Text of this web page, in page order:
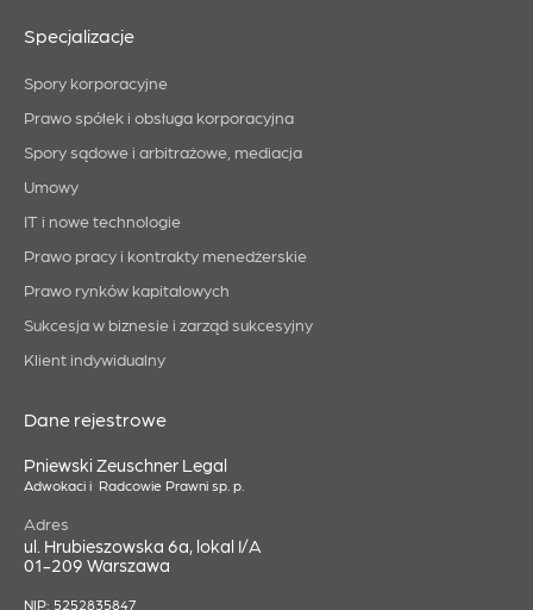
Specjalizacje
Spory korporacyjne
Prawo spółek i obsługa korporacyjna
Spory sądowe i arbitrażowe, mediacja
Umowy
IT i nowe technologie
Prawo pracy i kontrakty menedżerskie
Prawo rynków kapitałowych
Sukcesja w biznesie i zarząd sukcesyjny
Klient indywidualny
Dane rejestrowe
Pniewski Zeuschner Legal
Adwokaci i Radcowie Prawni sp. p.
Adres
ul. Hrubieszowska 6a, lokal I/A
01-209 Warszawa
NIP: 5252835847